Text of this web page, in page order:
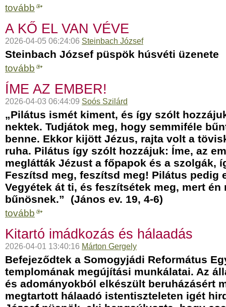
tovább
A KŐ EL VAN VÉVE
2026-04-05 06:24:06 Steinbach József
Steinbach József püspök húsvéti üzenete
tovább
ÍME AZ EMBER!
2026-04-03 06:44:09 Soós Szilárd
„Pilátus ismét kiment, és így szólt
nektek. Tudjátok meg, hogy semmiféle
benne. Ekkor kijött Jézus, rajta volt a
ruha. Pilátus így szólt hozzájuk: Íme, az
meglátták Jézust a főpapok és a szolgák,
Feszítsd meg, feszítsd meg! Pilátus pedig
Vegyétek át ti, és feszítsétek meg, mert én
bűnösnek.” (János ev. 19, 4-6)
tovább
Kitartó imádkozás és hálaadás
2026-04-01 13:40:16 Márton Gergely
Befejeződtek a Somogyjádi Református
templomának megújítási munkálatai. Az
és adományokból elkészült beruházásért
megtartott hálaadó istentiszteleten igét